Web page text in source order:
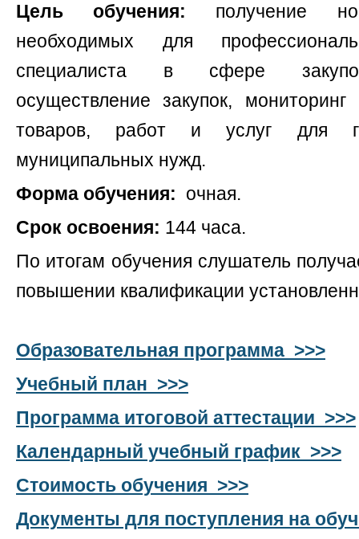
Цель обучения: получение
необходимых для
специалиста в сфере
осуществление закупок,
товаров, работ и услуг для
муниципальных нужд.
Форма обучения: очная.
Срок освоения: 144 часа.
По итогам обучения слушатель
повышении квалификации
Образовательная программа >>>
Учебный план >>>
Программа итоговой аттестации >>>
Календарный учебный график >>>
Стоимость обучения >>>
Документы для поступления на